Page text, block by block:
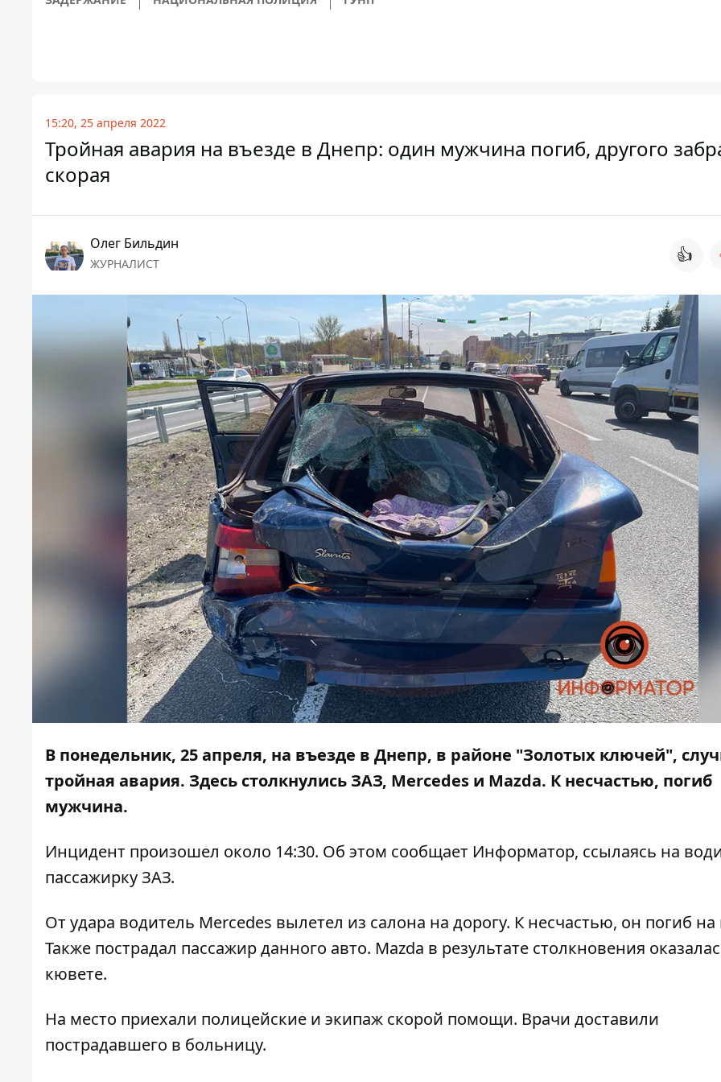
15:20, 25 апреля 2022
Тройная авария на въезде в Днепр: один мужчина погиб, другого
скорая
Олег Бильдин
ЖУРНАЛИСТ 👍
В понедельник, 25 апреля, на въезде в Днепр, в районе "Золотых ключей",
тройная авария. Здесь столкнулись ЗАЗ, Mercedes и Mazda. К несчастью, погиб
мужчина.
Инцидент произошел около 14:30. Об этом сообщает Информатор, ссылаясь на
пассажирку ЗАЗ.
От удара водитель Mercedes вылетел из салона на дорогу. К несчастью, он погиб на
Также пострадал пассажир данного авто. Mazda в результате столкновения
кювете.
На место приехали полицейские и экипаж скорой помощи. Врачи доставили
пострадавшего в больницу.